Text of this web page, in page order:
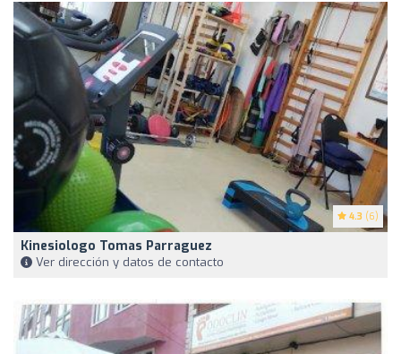
4.3 (6)
Kinesiologo Tomas Parraguez
Ver dirección y datos de contacto